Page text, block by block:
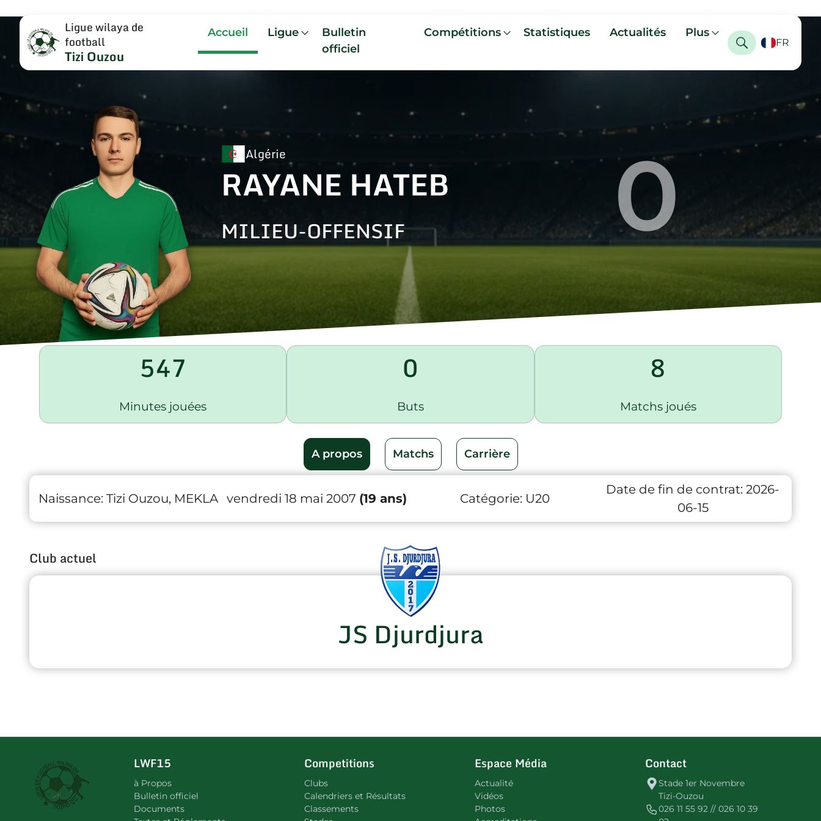
Ligue wilaya de
football
Tizi Ouzou
Accueil Ligue
Bulletin
officiel
Compétitions Statistiques Actualités Plus
FR
Algérie
RAYANE HATEB
MILIEU-OFFENSIF 0
547
Minutes jouées
0
Buts
8
Matchs joués
A propos Matchs Carrière
Naissance: Tizi Ouzou, MEKLA vendredi 18 mai 2007 (19 ans) Catégorie: U20
Date de fin de contrat: 2026-
06-15
Club actuel
JS Djurdjura
LWF15
à Propos
Bulletin officiel
Documents
Competitions
Clubs
Calendriers et Résultats
Classements
Espace Média
Actualité
Vidéos
Photos
Contact
Stade 1er Novembre
Tizi-Ouzou
026 11 55 92 // 026 10 39